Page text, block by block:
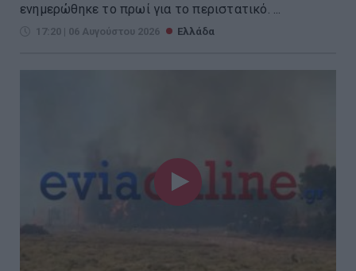
ενημερώθηκε το πρωί για το περιστατικό. ...
17:20 | 06 Αυγούστου 2026 Ελλάδα